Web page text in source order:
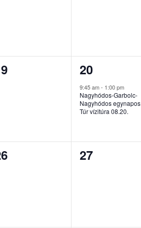
1
esemény,
20
9:45 am- 1:00 pm
Nagyhódos-Garbolc-
Nagyhódos egynapos
Túr vízitúra 08.20.
0
27